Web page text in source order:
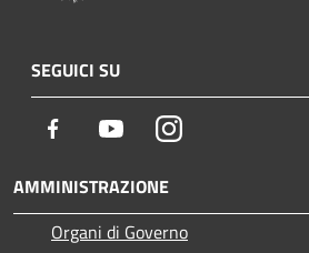
SEGUICI SU
Facebook YoutubeInstagram
AMMINISTRAZIONE
Organi di Governo